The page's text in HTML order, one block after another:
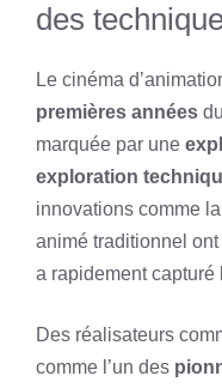
des
Le cinéma
premières années
marquée par une
exploration
innovations comme
animé traditionnel
a rapidement capturé
Des réalisateurs
comme l’un des